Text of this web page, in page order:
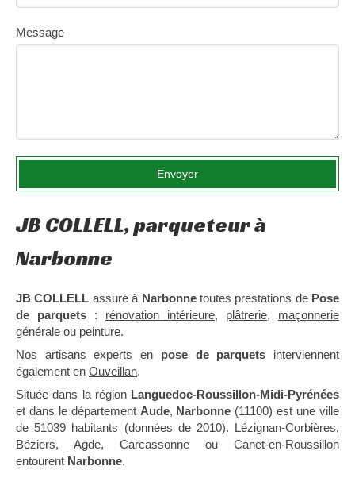
Message
Envoyer
JB COLLELL, parqueteur à
Narbonne
JB COLLELL assure à Narbonnetoutes prestations de Pose
de parquets : rénovation intérieure, plâtrerie, maçonnerie
générale ou peinture.
Nos artisans experts en pose de parquets interviennent
également en Ouveillan.
Située dans la région Languedoc-Roussillon-Midi-Pyrénées
et dans le département Aude, Narbonne (11100) est une ville
de 51039 habitants (données de 2010). Lézignan-Corbières,
Béziers, Agde, Carcassonne ou Canet-en-Roussillon
entourent Narbonne.